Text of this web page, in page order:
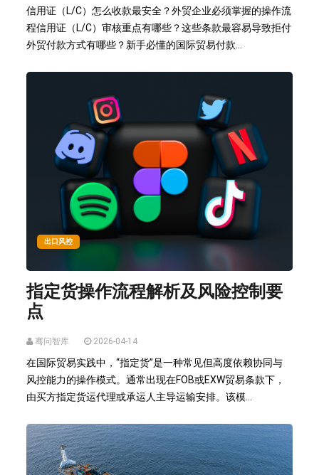
信用证（L/C）怎么收款最安全？外贸企业必须掌握的操作流
程信用证（L/C）审核重点有哪些？这些条款最容易导致拒付
外贸付款方式有哪些？新手必懂的国际贸易付款...
出口风控
指定货操作流程解析及风险控制要
点
骞问智库 2026-04-14
在国际贸易实践中，“指定货”是一种常见但高度依赖协同与
风控能力的操作模式。通常出现在FOB或EXW贸易条款下，
由买方指定货运代理或承运人主导运输安排。该模...